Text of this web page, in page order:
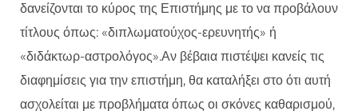
δανείζονται το κύρος της Επιστήμης με το να προβάλουν
τίτλους όπως: «διπλωματούχος-ερευνητής» ή
«διδάκτωρ-αστρολόγος».Αν βέβαια πιστέψει κανείς τις
διαφημίσεις για την επιστήμη, θα καταλήξει στο ότι αυτή
ασχολείται με προβλήματα όπως οι σκόνες καθαρισμού,